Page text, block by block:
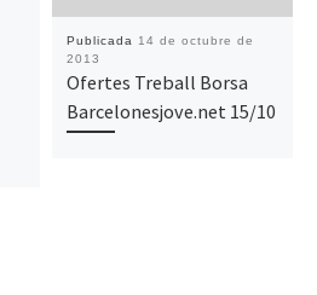
Publicada
14 de octubre de
2013
Ofertes Treball Borsa
Barcelonesjove.net 15/10